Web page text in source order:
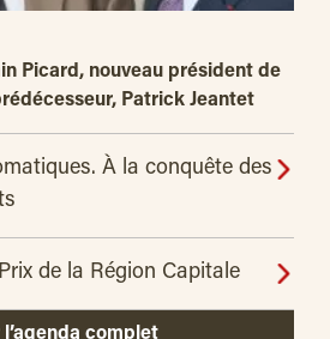
Picard, nouveau président de
Patrick Jeantet
À la conquête des
de la Région Capitale
l’agenda complet